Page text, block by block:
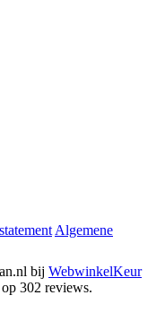
Algemene
bij WebwinkelKeur
302 reviews.